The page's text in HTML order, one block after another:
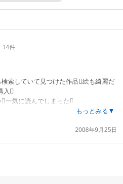
14件
索していて見つけた作品絵も綺麗だ
入
一気に読んでしまった
ﾞは嫌!!という人にｵｽｽﾒですもっとみる▼
2008年9月25日